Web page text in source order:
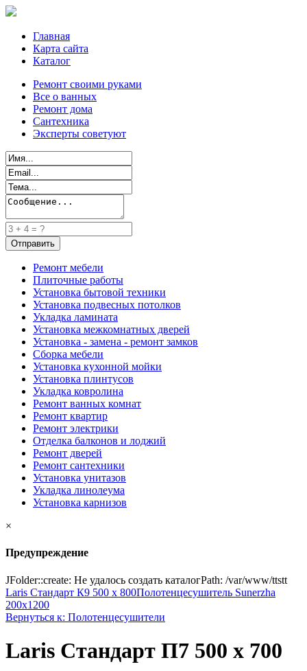
Главная
Карта сайта
Каталог
Ремонт своими руками
Все о ванных
Ремонт дома
Сантехника
Эксперты советуют
Ремонт мебели
Плиточные работы
Установка бытовой техники
Установка подвесных потолков
Укладка ламината
Установка межкомнатных дверей
Установка - замена - ремонт замков
Сборка мебели
Установка кухонной мойки
Установка плинтусов
Укладка ковролина
Ремонт ванных комнат
Ремонт квартир
Ремонт электрики
Отделка балконов и лоджий
Ремонт дверей
Ремонт сантехники
Установка унитазов
Укладка линолеума
Установка карнизов
×
Предупреждение
JFolder::create: Не удалось создать каталогPath: /var/www/ttstt
Laris Стандарт К9 500 х 800Полотенцесушитель Sunerzha
200x1200
Вернуться к: Полотенцесушители
Laris Стандарт П7 500 х 700